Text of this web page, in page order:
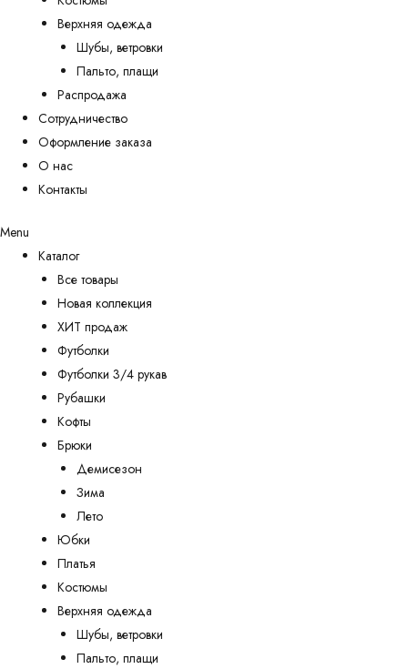
Верхняя одежда
Шубы, ветровки
Пальто, плащи
Распродажа
Сотрудничество
Оформление заказа
О нас
Контакты
Menu
Каталог
Все товары
Новая коллекция
ХИТ продаж
Футболки
Футболки 3/4 рукав
Рубашки
Кофты
Брюки
Демисезон
Зима
Лето
Юбки
Платья
Костюмы
Верхняя одежда
Шубы, ветровки
Пальто, плащи